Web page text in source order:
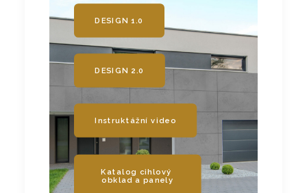
DESIGN 1.0
DESIGN 2.0
Instruktážní video
Katalog cihlový
obklad a panely